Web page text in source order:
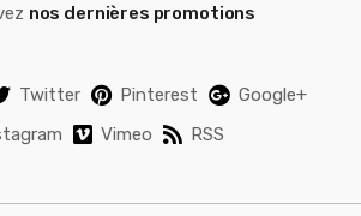
nos dernières promotions
Twitter Pinterest
Google+
Vimeo RSS